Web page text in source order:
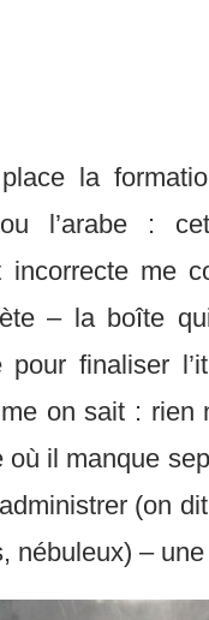
la
l’arabe :
incorrecte me
– la boîte
pour finaliser
on sait : rien
il manque
(on
nébuleux) –